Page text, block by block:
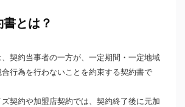
とは？
契約当事者の一方が、一定期間・一定地域
行為を行わないことを約束する契約書で
契約や加盟店契約では、契約終了後に元加